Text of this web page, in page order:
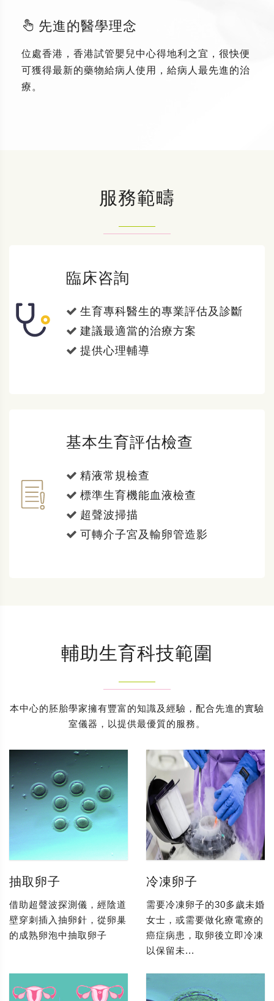
先進的醫學理念
位處香港，香港試管嬰兒中心得地利之宜，很快便
可獲得最新的藥物給病人使用，給病人最先進的治
療。
服務範疇
臨床咨詢
生育專科醫生的專業評估及診斷
建議最適當的治療方案
提供心理輔導
基本生育評估檢查
精液常規檢查
標準生育機能血液檢查
超聲波掃描
可轉介子宮及輸卵管造影
輔助生育科技範圍
本中心的胚胎學家擁有豐富的知識及經驗，配合先進的實驗
室儀器，以提供最優質的服務。
抽取卵子
借助超聲波探測儀，經陰道
壁穿刺插入抽卵針，從卵巢
的成熟卵泡中抽取卵子
冷凍卵子
需要冷凍卵子的30多歲未婚
女士，或需要做化療電療的
癌症病患，取卵後立即冷凍
以保留未...